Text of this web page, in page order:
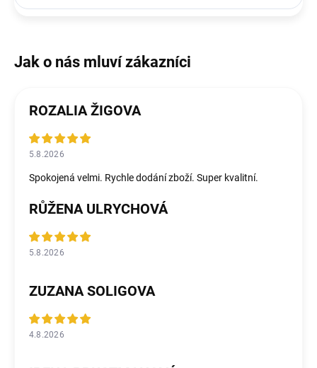
ROZALIA ŽIGOVA
5.8.2026
Spokojená velmi. Rychle dodání zboží. Super kvalitní.
RŮŽENA ULRYCHOVÁ
5.8.2026
ZUZANA SOLIGOVA
4.8.2026